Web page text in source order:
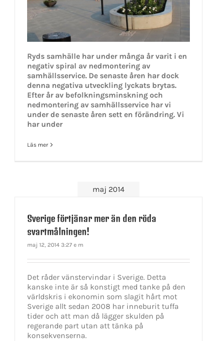
Ryds samhälle har under många år varit i en
negativ spiral av nedmontering av
samhällsservice. De senaste åren har dock
denna negativa utveckling lyckats brytas.
Efter år av befolkningsminskning och
nedmontering av samhällsservice har vi
under de senaste åren sett en förändring. Vi
har under
Läs mer
maj 2014
Sverige förtjänar mer än den röda
svartmålningen!
maj 12, 2014 3:27 e m
Det råder vänstervindar i Sverige. Detta
kanske inte är så konstigt med tanke på den
världskris i ekonomin som slagit hårt mot
Sverige allt sedan 2008 har inneburit tuffa
tider och att man då lägger skulden på
regerande part utan att tänka på
konsekvenserna.